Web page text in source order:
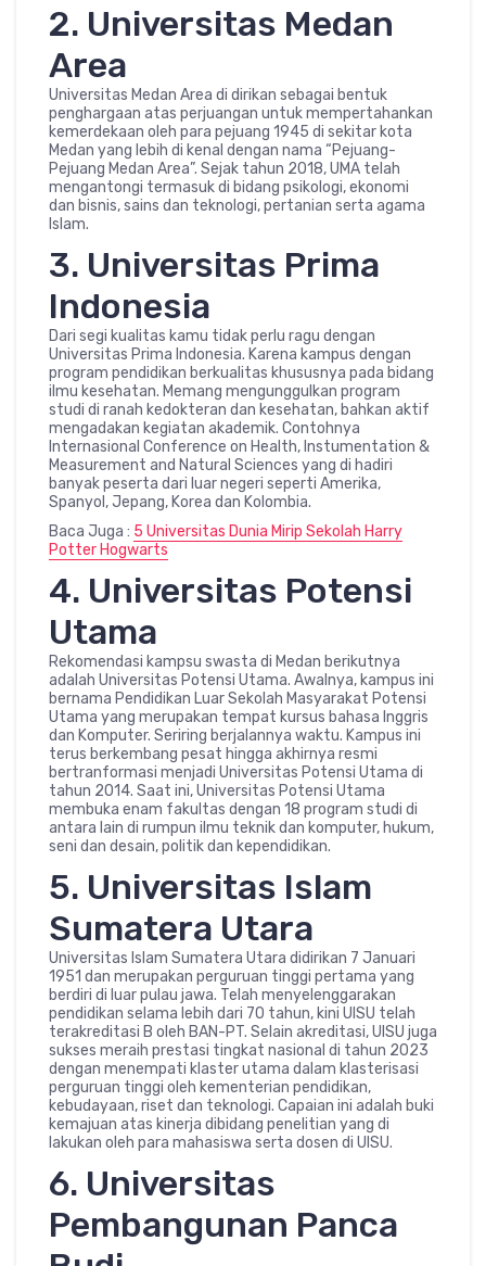
2. Universitas Medan
Area
Universitas Medan Area di dirikan sebagai bentuk
penghargaan atas perjuangan untuk mempertahankan
kemerdekaan oleh para pejuang 1945 di sekitar kota
Medan yang lebih di kenal dengan nama “Pejuang-
Pejuang Medan Area”. Sejak tahun 2018, UMA telah
mengantongi termasuk di bidang psikologi, ekonomi
dan bisnis, sains dan teknologi, pertanian serta agama
Islam.
3. Universitas Prima
Indonesia
Dari segi kualitas kamu tidak perlu ragu dengan
Universitas Prima Indonesia. Karena kampus dengan
program pendidikan berkualitas khususnya pada bidang
ilmu kesehatan. Memang mengunggulkan program
studi di ranah kedokteran dan kesehatan, bahkan aktif
mengadakan kegiatan akademik. Contohnya
Internasional Conference on Health, Instumentation &
Measurement and Natural Sciences yang di hadiri
banyak peserta dari luar negeri seperti Amerika,
Spanyol, Jepang, Korea dan Kolombia.
Baca Juga : 5 Universitas Dunia Mirip Sekolah Harry
Potter Hogwarts
4. Universitas Potensi
Utama
Rekomendasi kampsu swasta di Medan berikutnya
adalah Universitas Potensi Utama. Awalnya, kampus ini
bernama Pendidikan Luar Sekolah Masyarakat Potensi
Utama yang merupakan tempat kursus bahasa Inggris
dan Komputer. Seriring berjalannya waktu. Kampus ini
terus berkembang pesat hingga akhirnya resmi
bertranformasi menjadi Universitas Potensi Utama di
tahun 2014. Saat ini, Universitas Potensi Utama
membuka enam fakultas dengan 18 program studi di
antara lain di rumpun ilmu teknik dan komputer, hukum,
seni dan desain, politik dan kependidikan.
5. Universitas Islam
Sumatera Utara
Universitas Islam Sumatera Utara didirikan 7 Januari
1951 dan merupakan perguruan tinggi pertama yang
berdiri di luar pulau jawa. Telah menyelenggarakan
pendidikan selama lebih dari 70 tahun, kini UISU telah
terakreditasi B oleh BAN-PT. Selain akreditasi, UISU juga
sukses meraih prestasi tingkat nasional di tahun 2023
dengan menempati klaster utama dalam klasterisasi
perguruan tinggi oleh kementerian pendidikan,
kebudayaan, riset dan teknologi. Capaian ini adalah buki
kemajuan atas kinerja dibidang penelitian yang di
lakukan oleh para mahasiswa serta dosen di UISU.
6. Universitas
Pembangunan Panca